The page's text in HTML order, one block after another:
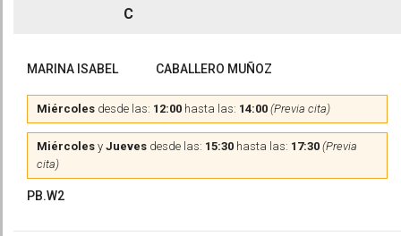
C
MARINA ISABEL CABALLERO MUÑOZ
Miércoles desde las: 12:00 hasta las: 14:00 (Previa cita)
Miércoles y Jueves desde las: 15:30 hasta las: 17:30 (Previa
cita)
PB.W2